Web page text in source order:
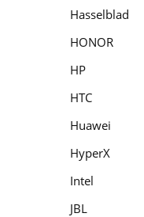
Hasselblad
HONOR
HP
HTC
Huawei
HyperX
Intel
JBL